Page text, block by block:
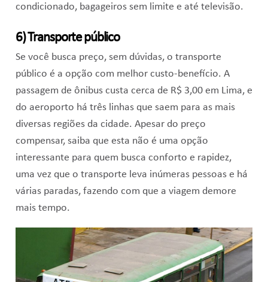
condicionado, bagageiros sem limite e até televisão.
6) Transporte público
Se você busca preço, sem dúvidas, o transporte
público é a opção com melhor custo-benefício. A
passagem de ônibus custa cerca de R$ 3,00 em Lima, e
do aeroporto há três linhas que saem para as mais
diversas regiões da cidade. Apesar do preço
compensar, saiba que esta não é uma opção
interessante para quem busca conforto e rapidez,
uma vez que o transporte leva inúmeras pessoas e há
várias paradas, fazendo com que a viagem demore
mais tempo.